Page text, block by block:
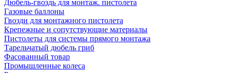
Дюбель-гвоздь для монтаж. пистолета
Газовые баллоны
Гвозди для монтажного пистолета
Крепежные и сопутствующие материалы
Пистолеты для системы прямого монтажа
Тарельчатый дюбель гриб
Фасованный товар
Промышленные колеса